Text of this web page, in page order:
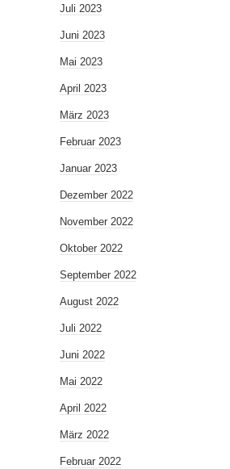
Juli 2023
Juni 2023
Mai 2023
April 2023
März 2023
Februar 2023
Januar 2023
Dezember 2022
November 2022
Oktober 2022
September 2022
August 2022
Juli 2022
Juni 2022
Mai 2022
April 2022
März 2022
Februar 2022